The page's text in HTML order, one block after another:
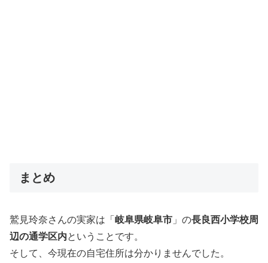
まとめ
鷲見玲奈さんの実家は「 岐阜県岐阜市 」の長良西小学校周
辺の通学区内ということです。
そして、今現在の自宅住所は分かりませんでした。